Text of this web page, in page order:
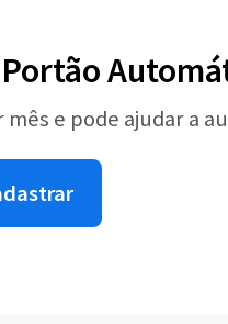
e pode ajudar a